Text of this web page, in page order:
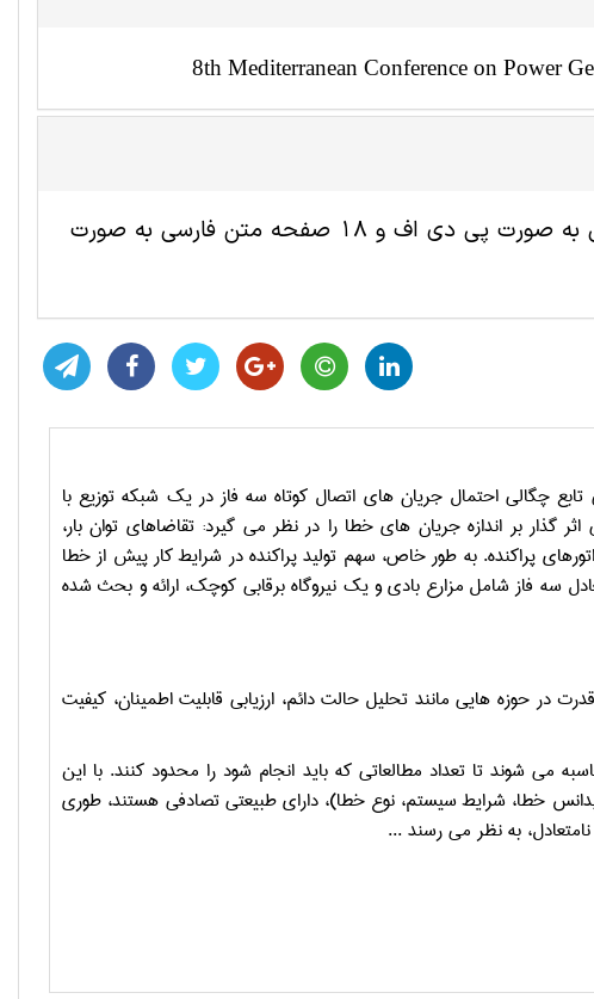
8th Mediterranean Conference on Power
این مقاله ترجمه شده مهندسی برق شامل 6 صفحه انگلیسی به صورت پی دی اف و 18 صفحه متن فارسی به صورت
چگالی احتمال جریان های اتصال کوتاه سه فاز در یک شبکه توزیع با
گذار بر اندازه جریان های خطا را در نظر می گیرد: تقاضاهای توان بار،
پراکنده. به طور خاص، سهم تولید پراکنده در شرایط کار پیش از خطا
سه فاز شامل مزارع بادی و یک نیروگاه برقابی کوچک، ارائه و بحث شده
در حوزه هایی مانند تحلیل حالت دائم، ارزیابی قابلیت اطمینان، کیفیت
می شوند تا تعداد مطالعاتی که باید انجام شود را محدود کنند. با این
خطا، شرایط سیستم، نوع خطا)، دارای طبیعتی تصادفی هستند، طوری
به نظر می رسند ...